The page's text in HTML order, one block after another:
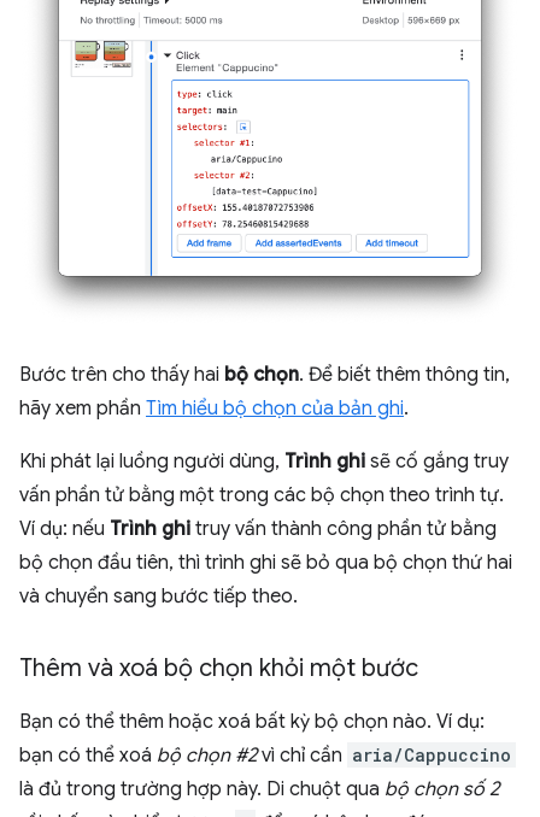
Bước trên cho thấy hai bộ chọn. Để biết thêm thông tin,
hãy xem phần Tìm hiểu bộ chọn của bản ghi.
Khi phát lại luồng người dùng, Trình ghi sẽ cố gắng truy
vấn phần tử bằng một trong các bộ chọn theo trình tự.
Ví dụ: nếu Trình ghi truy vấn thành công phần tử bằng
bộ chọn đầu tiên, thì trình ghi sẽ bỏ qua bộ chọn thứ hai
và chuyển sang bước tiếp theo.
Thêm và xoá bộ chọn khỏi một bước
Bạn có thể thêm hoặc xoá bất kỳ bộ chọn nào. Ví dụ:
bạn có thể xoá bộ chọn #2vì chỉ cần aria/Cappuccino
là đủ trong trường hợp này. Di chuột qua bộ chọn số 2